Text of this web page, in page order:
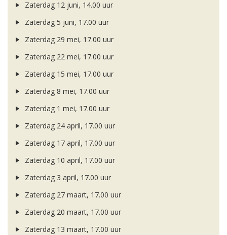
Zaterdag 12 juni, 14.00 uur
Zaterdag 5 juni, 17.00 uur
Zaterdag 29 mei, 17.00 uur
Zaterdag 22 mei, 17.00 uur
Zaterdag 15 mei, 17.00 uur
Zaterdag 8 mei, 17.00 uur
Zaterdag 1 mei, 17.00 uur
Zaterdag 24 april, 17.00 uur
Zaterdag 17 april, 17.00 uur
Zaterdag 10 april, 17.00 uur
Zaterdag 3 april, 17.00 uur
Zaterdag 27 maart, 17.00 uur
Zaterdag 20 maart, 17.00 uur
Zaterdag 13 maart, 17.00 uur